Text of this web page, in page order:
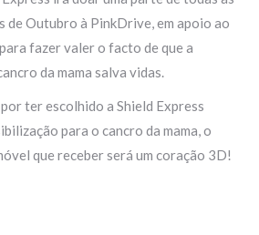
de Outubro à PinkDrive, em apoio ao
fazer valer o facto de que a
da mama salva vidas.
ter escolhido a Shield Express
para o cancro da mama, o
que receber será um coração 3D!